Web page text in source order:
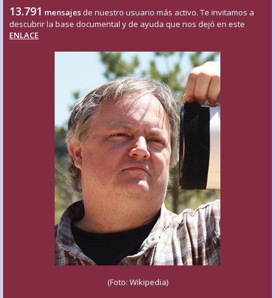
13.791 mensajes de nuestro usuario más activo. Te invitamos a
descubrir la base documental y de ayuda que nos dejó en este
ENLACE
(Foto: Wikipedia)